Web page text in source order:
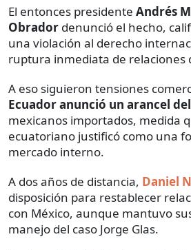
El entonces presidente Andrés
Obrador denunció el hecho,
una violación al derecho
ruptura inmediata de relaciones
A eso siguieron tensiones
Ecuador anunció un arancel
mexicanos importados, medida
ecuatoriano justificó como una
mercado interno.
A dos años de distancia, Daniel
disposición para restablecer
con México, aunque mantuvo
manejo del caso Jorge Glas.